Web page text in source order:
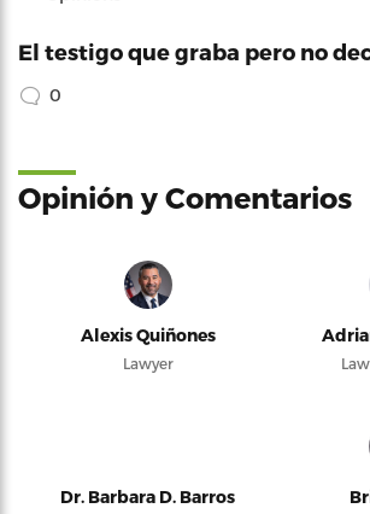
El testigo que graba pero no
0
Opinión y Comentarios
Alexis Quiñones
Lawyer
Dr. Barbara D. Barros